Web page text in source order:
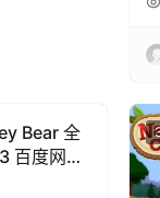
Bear 全
百度网盘